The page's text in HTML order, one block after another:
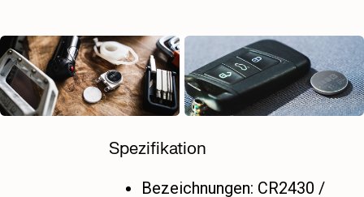
Spezifikation
Bezeichnungen: CR2430 /